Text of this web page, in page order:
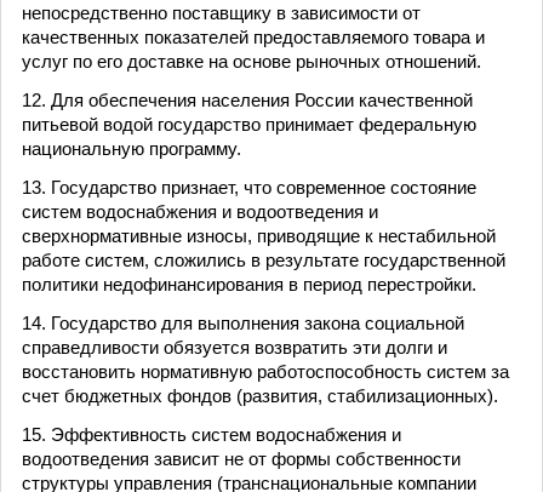
непосредственно поставщику в зависимости от
качественных показателей предоставляемого товара и
услуг по его доставке на основе рыночных отношений.
12. Для обеспечения населения России качественной
питьевой водой государство принимает федеральную
национальную программу.
13. Государство признает, что современное состояние
систем водоснабжения и водоотведения и
сверхнормативные износы, приводящие к нестабильной
работе систем, сложились в результате государственной
политики недофинансирования в период перестройки.
14. Государство для выполнения закона социальной
справедливости обязуется возвратить эти долги и
восстановить нормативную работоспособность систем за
счет бюджетных фондов (развития, стабилизационных).
15. Эффективность систем водоснабжения и
водоотведения зависит не от формы собственности
структуры управления (транснациональные компании